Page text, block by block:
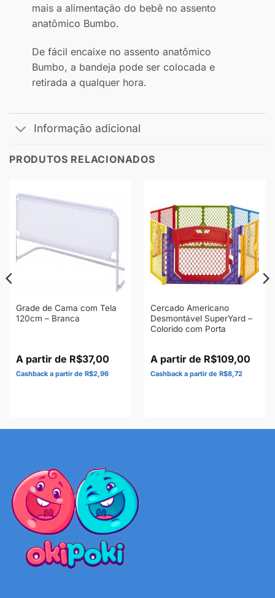
mais a alimentação do bebê no assento
anatômico Bumbo.
De fácil encaixe no assento anatômico
Bumbo, a bandeja pode ser colocada e
retirada a qualquer hora.
Informação adicional
PRODUTOS RELACIONADOS
Grade de Cama com Tela
120cm – Branca
R$37,00
R$2,96
Cercado Americano
Desmontável SuperYard –
Colorido com Porta
R$109,00
R$8,72